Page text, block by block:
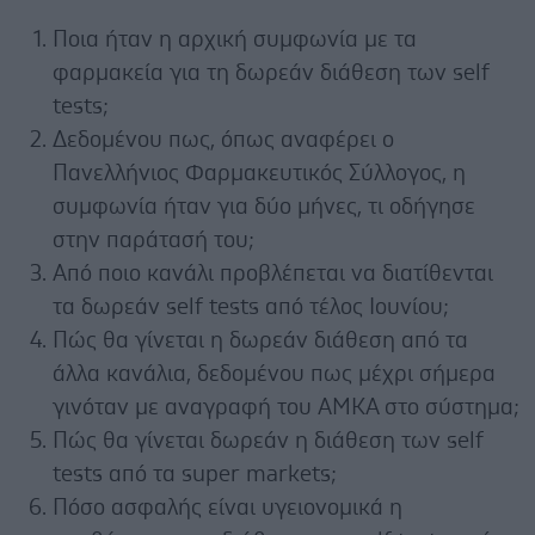
Ποια ήταν η αρχική συμφωνία με τα
φαρμακεία για τη δωρεάν διάθεση των self
tests;
Δεδομένου πως, όπως αναφέρει ο
Πανελλήνιος Φαρμακευτικός Σύλλογος, η
συμφωνία ήταν για δύο μήνες, τι οδήγησε
στην παράτασή του;
Από ποιο κανάλι προβλέπεται να διατίθενται
τα δωρεάν self tests από τέλος Ιουνίου;
Πώς θα γίνεται η δωρεάν διάθεση από τα
άλλα κανάλια, δεδομένου πως μέχρι σήμερα
γινόταν με αναγραφή του ΑΜΚΑ στο σύστημα;
Πώς θα γίνεται δωρεάν η διάθεση των self
tests από τα super markets;
Πόσο ασφαλής είναι υγειονομικά η